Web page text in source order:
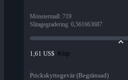
Mönstermall: 719
Slitagegradering: 0,561663687
1,61 US$ Köp
Prickskyttegevär (Begränsad)